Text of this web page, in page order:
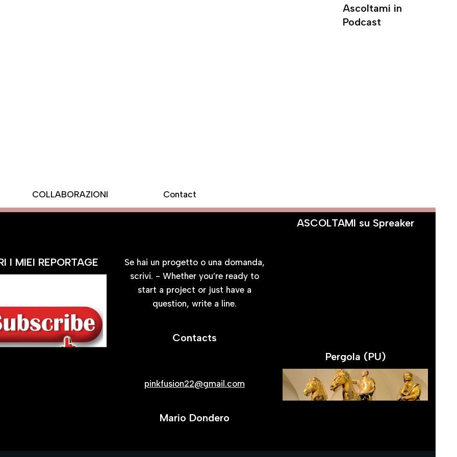
Ascoltami in
Podcast
COLLABORAZIONI Contact
I MIEI REPORTAGE
Se hai un progetto o una domanda,
scrivi. - Whether you’re ready to
start a project or just have a
question, write a line.
Contacts
pinkfusion22@gmail.com
Mario Dondero
ASCOLTAMI su Spreaker
Pergola (PU)